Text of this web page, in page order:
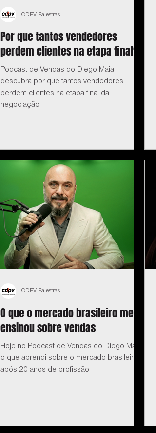
Por que tantos vendedores
perdem clientes na etapa final?
Podcast de Vendas do Diego Maia:
descubra por que tantos vendedores
perdem clientes na etapa final da
negociação.
CDPV Palestras
O que o mercado brasileiro me
ensinou sobre vendas
Hoje no Podcast de Vendas do Diego Maia:
o que aprendi sobre o mercado brasileiro
após 20 anos de profissão
CDPV Palestras